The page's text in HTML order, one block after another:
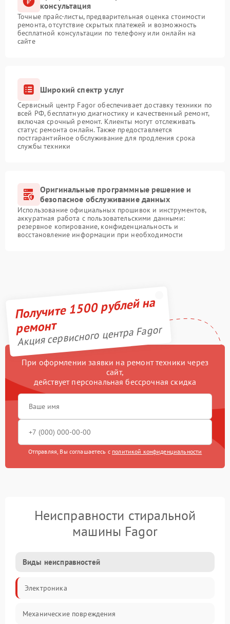
консультация
Точные прайс-листы, предварительная оценка стоимости
ремонта, отсутствие скрытых платежей и возможность
бесплатной консультации по телефону или онлайн на
сайте
Широкий спектр услуг
Сервисный центр Fagor обеспечивает доставку техники по
всей РФ, бесплатную диагностику и качественный ремонт,
включая срочный ремонт. Клиенты могут отслеживать
статус ремонта онлайн. Также предоставляется
постгарантийное обслуживание для продления срока
службы техники
Оригинальные программные решение и
безопасное обслуживание данных
Использование официальных прошивок и инструментов,
аккуратная работа с пользовательскими данными:
резервное копирование, конфиденциальность и
восстановление информации при необходимости
Получите 1500 рублей на
ремонт
Акция сервисного центра Fagor
При оформлении заявки на ремонт техники через
сайт,
действует персональная бессрочная скидка
Отправляя, Вы соглашаетесь с политикой конфиденциальности
Неисправности стиральной
машины Fagor
Виды неисправностей
Электроника
Механические повреждения